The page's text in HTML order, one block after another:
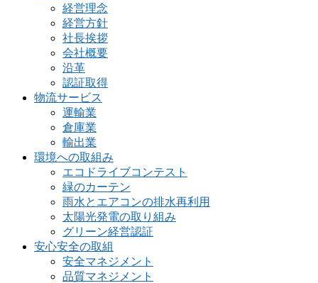
経営理念
経営方針
社長挨拶
会社概要
沿革
認証取得
物流サービス
運輸業
倉庫業
輸出業
環境への取組み
エコドライブコンテスト
緑のカーテン
雨水とエアコンの排水再利用
太陽光発電の取り組み
グリーン経営認証
安心安全の取組
安全マネジメント
品質マネジメント